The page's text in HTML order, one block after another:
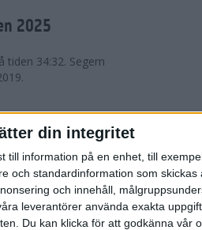
din integritet
information på en enhet, till
och standardinformation som skickas
och innehåll,
leverantörer använda exakta
Du kan klicka för att godkänna vår
2025
tiden 34:32. Segern
adidas
avgjordes i
lite vind. Totalt